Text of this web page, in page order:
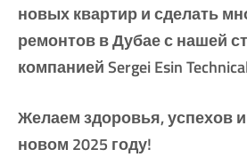
новых квартир и сделать
ремонтов в Дубае с нашей
компанией Sergei Esin
Желаем здоровья, успехов
новом 2025 году!